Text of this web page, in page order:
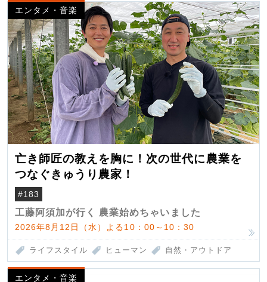
エンタメ・音楽
亡き師匠の教えを胸に！次の世代に農業を
つなぐきゅうり農家！
#183
工藤阿須加が行く 農業始めちゃいました
2026年8月12日（水）よる10：00～10：30
ライフスタイル ヒューマン 自然・アウトドア
エンタメ・音楽